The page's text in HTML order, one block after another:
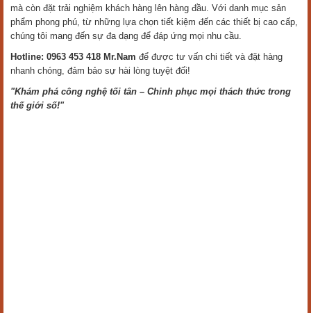
mà còn đặt trải nghiệm khách hàng lên hàng đầu. Với danh mục sản
phẩm phong phú, từ những lựa chọn tiết kiệm đến các thiết bị cao cấp,
chúng tôi mang đến sự đa dạng để đáp ứng mọi nhu cầu.
Hotline: 0963 453 418 Mr.Nam để được tư vấn chi tiết và đặt hàng
nhanh chóng, đảm bảo sự hài lòng tuyệt đối!
"Khám phá công nghệ tối tân – Chinh phục mọi thách thức trong
thế giới số!"